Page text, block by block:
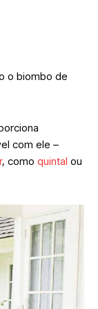
o biombo de
com ele –
, como quintal ou